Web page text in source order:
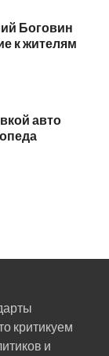
Боговин
к жителям
авто
критикуем
и